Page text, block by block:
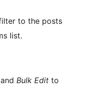
to the posts
list.
and Bulk Edit to